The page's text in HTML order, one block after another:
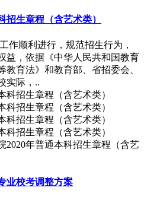
招生章程（含艺术类）
作顺利进行，规范招生行为，
益，依据《中华人民共和国教育
育法》和教育部、省招委会、
实际，..
2020年普通本科招生章程（含艺
业校考调整方案